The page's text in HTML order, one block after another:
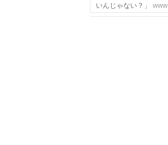
いんじゃない？」 www